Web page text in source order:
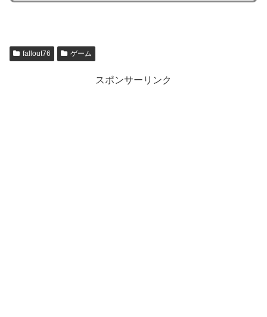
fallout76 ゲーム
スポンサーリンク